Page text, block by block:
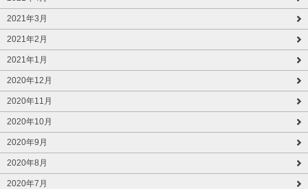
2021年3月
2021年2月
2021年1月
2020年12月
2020年11月
2020年10月
2020年9月
2020年8月
2020年7月